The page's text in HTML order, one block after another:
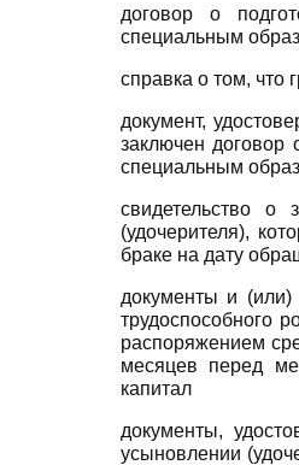
договор о
специальным
справка о том, что
документ,
заключен договор
специальным
свидетельство о
(удочерителя),
браке на дату
документы и (или)
трудоспособного
распоряжением
месяцев перед
капитал
документы,
усыновлении